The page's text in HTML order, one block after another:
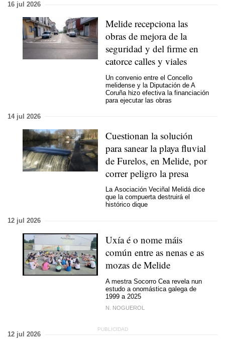
16 jul 2026
Melide recepciona las
obras de mejora de la
seguridad y del firme en
catorce calles y viales
Un convenio entre el Concello
melidense y la Diputación de A
Coruña hizo efectiva la financiación
para ejecutar las obras
14 jul 2026
Cuestionan la solución
para sanear la playa fluvial
de Furelos, en Melide, por
correr peligro la presa
La Asociación Veciñal Melidádice
que la compuerta destruirá el
histórico dique
12 jul 2026
Uxía é o nome máis
común entre as nenas e as
mozas de Melide
A mestra Socorro Cea revela nun
estudo a onomástica galega de
1999 a 2025
N. NOGUEROL
12 jul 2026